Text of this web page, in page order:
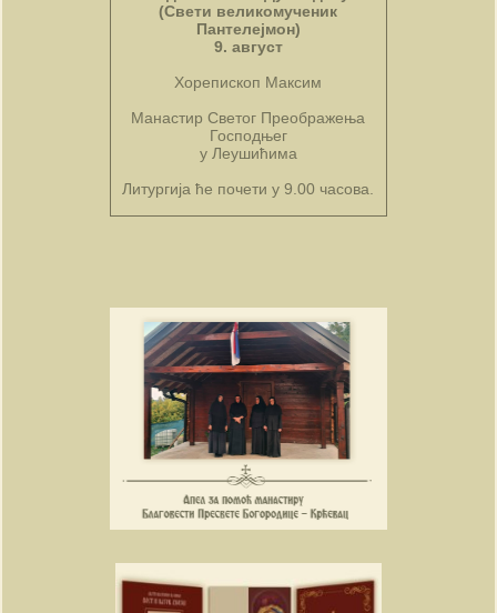
(Свети великомученик
Пантелејмон)
9. август
Хорепископ Максим
Манастир Светог Преображења
Господњег
у Леушићима
Литургија ће почети у 9.00 часова.